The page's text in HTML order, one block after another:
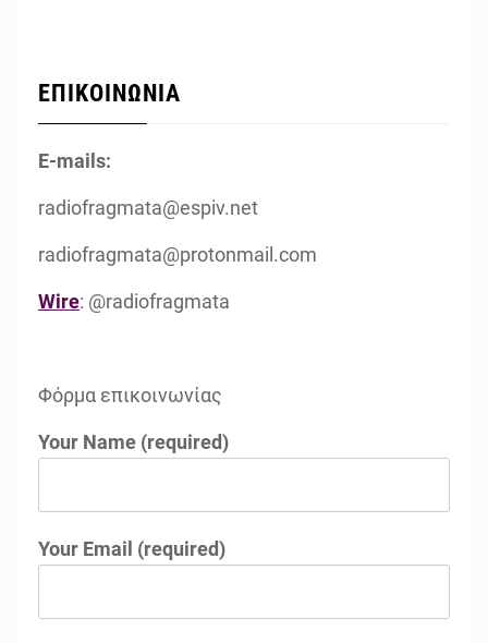
ΕΠΙΚΟΙΝΩΝΙΑ
E-mails:
radiofragmata@espiv.net
radiofragmata@protonmail.com
Wire: @radiofragmata
Φόρμα επικοινωνίας
Your Name (required)
Your Email (required)